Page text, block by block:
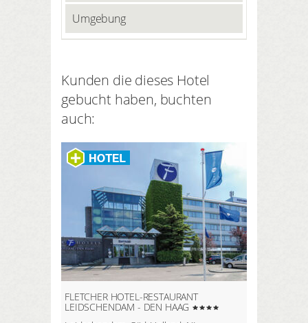
Umgebung
Kunden die dieses Hotel
gebucht haben, buchten
auch:
FLETCHER HOTEL-RESTAURANT
LEIDSCHENDAM - DEN HAAG